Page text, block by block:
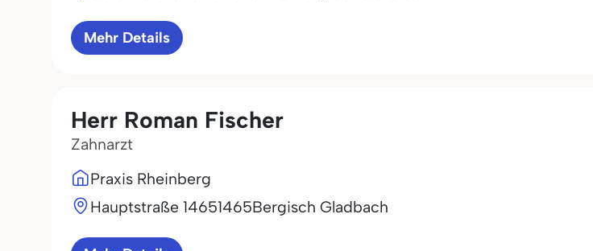
Mehr Details
Herr Roman Fischer
Zahnarzt
Praxis Rheinberg
Hauptstraße 14651465Bergisch Gladbach